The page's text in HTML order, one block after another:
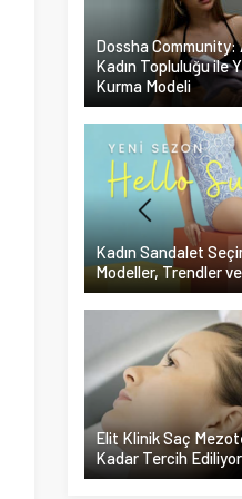
Dossha Community:
Kadın Topluluğu ile
Kurma Modeli
Kadın Sandalet
Modeller, Trendler
Elit Klinik Saç
Kadar Tercih